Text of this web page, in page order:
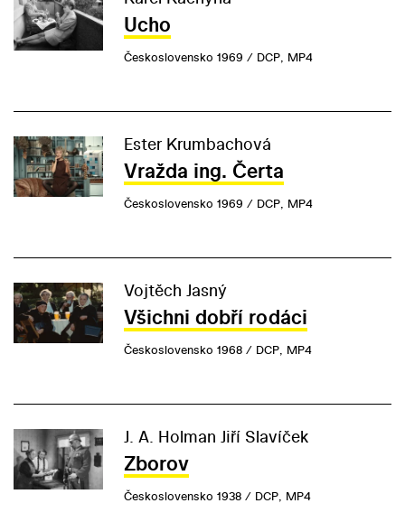
Ucho
Československo 1969 / DCP, MP4
Ester Krumbachová
Vražda ing. Čerta
Československo 1969 / DCP, MP4
Vojtěch Jasný
Všichni dobří rodáci
Československo 1968 / DCP, MP4
J. A. Holman Jiří Slavíček
Zborov
Československo 1938 / DCP, MP4